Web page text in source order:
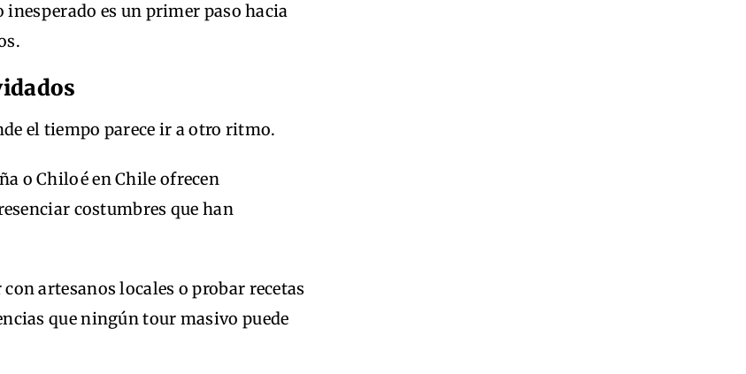
es un primer paso hacia
el tiempo parece ir a otro ritmo.
o Chiloé en Chile ofrecen
costumbres que han
artesanos locales o probar recetas
que ningún tour masivo puede